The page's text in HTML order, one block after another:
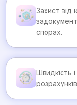
Захист від
спорах.
Швидкість і